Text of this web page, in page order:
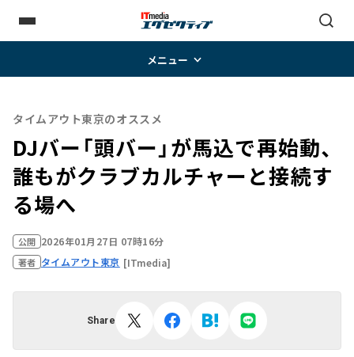
メニュー
タイムアウト東京のオススメ
DJバー「頭バー」が馬込で再始動、
誰もがクラブカルチャーと接続す
る場へ
公開 2026年01月27日 07時16分
著者 タイムアウト東京 [ITmedia]
Share